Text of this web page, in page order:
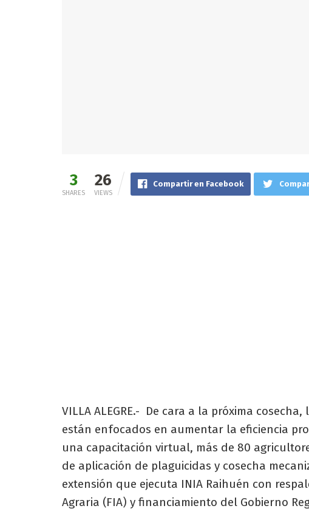
3
SHARES
26
VIEWS
Compartir en Facebook
VILLA ALEGRE.- De cara a la próxima
están enfocados en aumentar la eficiencia
una capacitación virtual, más de 80
de aplicación de plaguicidas y cosecha
extensión que ejecuta INIA Raihuén con
Agraria (FIA) y financiamiento del Gobierno